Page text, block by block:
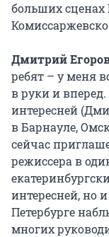
больших
Дмитрий
ребят – у меня
в руки и
интересней
в Барнауле,
сейчас
режиссера в
интересней, но
Петербурге
многих